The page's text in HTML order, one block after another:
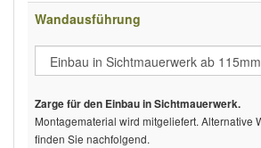
Wandausführung
Zarge für den Einbau in Sichtmauerwerk.
Montagematerial wird mitgeliefert. Alternative
finden Sie nachfolgend.